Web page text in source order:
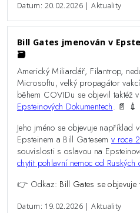
Datum: 20.02.2026 | Aktuality
Bill Gates jmenován v
🗃️
Americký Miliardář, Filantrop,
Microsoftu, velký propagátor
během COVIDu se objevil taktéž
Epsteinových Dokumentech. 📄 💉
Jeho jméno se objevuje například
Epsteinem a Bill Gatesem v roce
souvislosti s oslavou na
chytit pohlavní nemoc od Ruských
👉 Odkaz: Bill Gates se objevuje
Datum: 19.02.2026 | Aktuality